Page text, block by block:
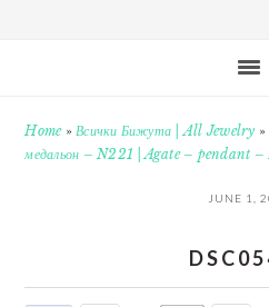
Home»Всички Бижута | All Jewelry »
медальон – N221 | Agate – pendant –
JUNE 1,